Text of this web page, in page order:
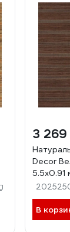
3 269
Decor
5.5x0.91
В